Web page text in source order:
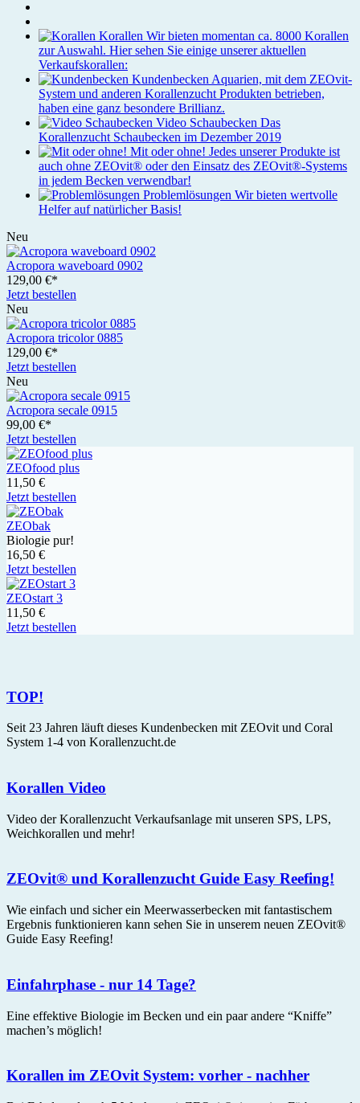
Korallen Wir bieten momentan ca. 8000 Korallen
zur Auswahl. Hier sehen Sie einige unserer aktuellen
Verkaufskorallen:
Kundenbecken Aquarien, mit dem ZEOvit-
System und anderen Korallenzucht Produkten betrieben,
haben eine ganz besondere Brillianz.
Video Schaubecken Das
Korallenzucht Schaubecken im Dezember 2019
Mit oder ohne! Jedes unserer Produkte ist
auch ohne ZEOvit® oder den Einsatz des ZEOvit®-Systems
in jedem Becken verwendbar!
Problemlösungen Wir bieten wertvolle
Helfer auf natürlicher Basis!
Neu
Acropora waveboard 0902
129,00 €*
Jetzt bestellen
Neu
Acropora tricolor 0885
129,00 €*
Jetzt bestellen
Neu
Acropora secale 0915
99,00 €*
Jetzt bestellen
ZEOfood plus
11,50 €
Jetzt bestellen
ZEObak
Biologie pur!
16,50 €
Jetzt bestellen
ZEOstart 3
11,50 €
Jetzt bestellen
TOP!
Seit 23 Jahren läuft dieses Kundenbecken mit ZEOvit und Coral
System 1-4 von Korallenzucht.de
Korallen Video
Video der Korallenzucht Verkaufsanlage mit unseren SPS, LPS,
Weichkorallen und mehr!
ZEOvit® und Korallenzucht Guide Easy Reefing!
Wie einfach und sicher ein Meerwasserbecken mit fantastischem
Ergebnis funktionieren kann sehen Sie in unserem neuen ZEOvit®
Guide Easy Reefing!
Einfahrphase - nur 14 Tage?
Eine effektive Biologie im Becken und ein paar andere “Kniffe”
machen’s möglich!
Korallen im ZEOvit System: vorher - nachher